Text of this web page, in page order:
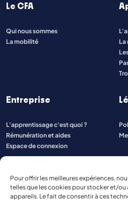
Pour offrir les meilleures expériences,
telles que les cookies pour stocker et/
appareils. Le fait de consentir à ces
Le CFA
Qui nous sommes
La mobilité
La
Entreprise
L'apprentissage c'est quoi ?
Rémunération et aides
Espace de connexion